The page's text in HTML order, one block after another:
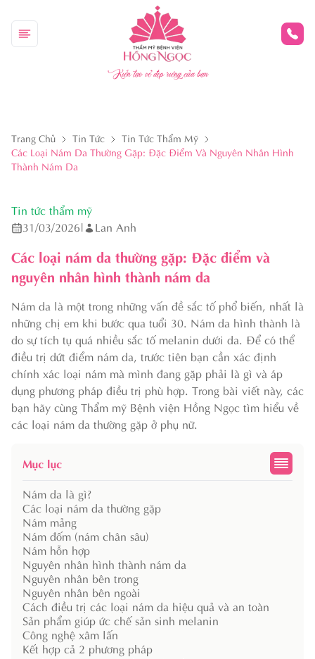
Kiến tạo vẻ đẹp riêng của bạn
Trang Chủ Tin Tức
Tin Tức Thẩm Mỹ
Các Loại Nám Da Thường Gặp: Đặc Điểm Và Nguyên Nhân Hình
Thành Nám Da
Tin tức thẩm mỹ
31/03/2026| Lan Anh
Các loại nám da thường gặp: Đặc điểm và
nguyên nhân hình thành nám da
Nám da là một trong những vấn đề sắc tố phổ biến, nhất là
những chị em khi bước qua tuổi 30. Nám da hình thành là
do sự tích tụ quá nhiều sắc tố melanin dưới da. Để có thể
điều trị dứt điểm nám da, trước tiên bạn cần xác định
chính xác loại nám mà mình đang gặp phải là gì và áp
dụng phương pháp điều trị phù hợp. Trong bài viết này, các
bạn hãy cùng Thẩm mỹ Bệnh viện Hồng Ngọc tìm hiểu về
các loại nám da thường gặp ở phụ nữ.
Mục lục
Nám da là gì?
Các loại nám da thường gặp
Nám mảng
Nám đốm (nám chân sâu)
Nám hỗn hợp
Nguyên nhân hình thành nám da
Nguyên nhân bên trong
Nguyên nhân bên ngoài
Cách điều trị các loại nám da hiệu quả và an toàn
Sản phẩm giúp ức chế sản sinh melanin
Công nghệ xâm lấn
Kết hợp cả 2 phương pháp